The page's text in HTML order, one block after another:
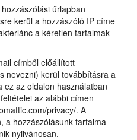
űrlapban
kerül a hozzászóló IP címe
a kéretlen tartalmak
címből előállított
nevezni) kerül továbbításra a
az oldalon használatban
az alábbi címen
privacy/. A
a hozzászólásunk tartalma
nyilvánosan.